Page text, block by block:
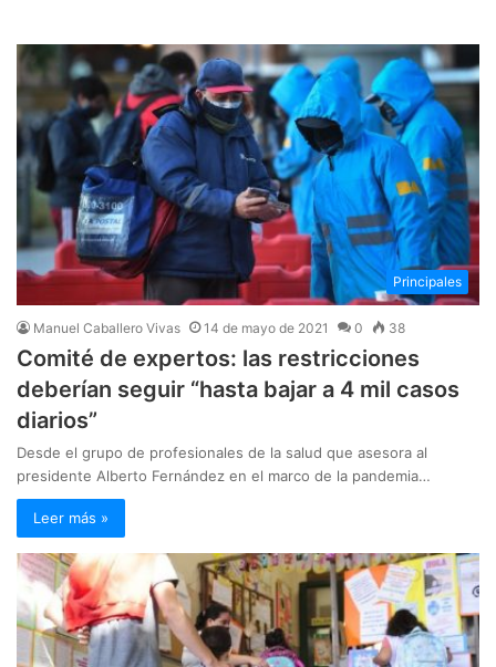
Principales
Manuel Caballero Vivas 14 de mayo de 2021 0 38
Comité de expertos: las restricciones
deberían seguir “hasta bajar a 4 mil casos
diarios”
Desde el grupo de profesionales de la salud que asesora al
presidente Alberto Fernández en el marco de la pandemia…
Leer más »